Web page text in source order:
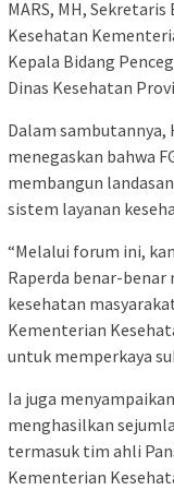
MARS, MH,
Kesehatan
Kepala Bidang
Dinas Kesehatan
Dalam sambutannya,
menegaskan bahwa
membangun
sistem layanan
“Melalui forum ini,
Raperda benar-
kesehatan
Kementerian
untuk memperkaya
Ia juga
menghasilkan
termasuk tim ahli
Kementerian